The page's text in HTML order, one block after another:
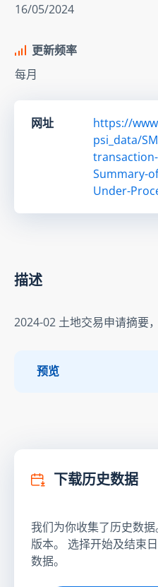
16/05/2024
更新频率
每月
网址
https://
psi_data/
Summary-
Under-
描述
2024-02 土地交易申请摘要
预览
下载历史数据
我们为你收集了历史数
版本。 选择开始及结束
数据。